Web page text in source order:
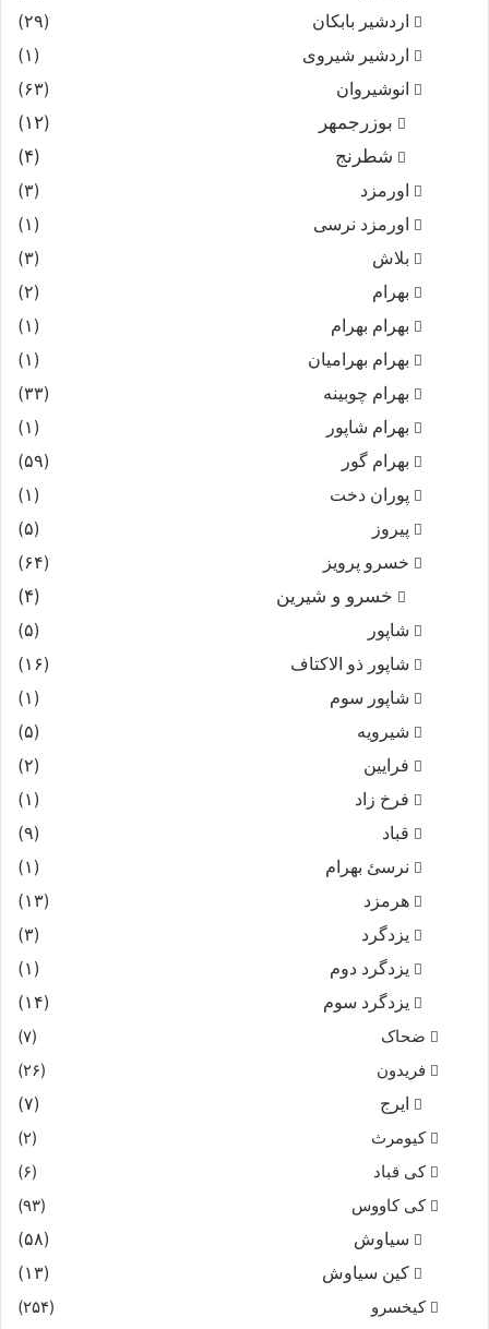
اردشیر بابکان
(۲۹)
اردشیر شیروی
(۱)
انوشیروان
(۶۳)
بوزرجمهر
(۱۲)
شطرنج
(۴)
اورمزد
(۳)
اورمزد نرسى‏
(۱)
بلاش
(۳)
بهرام
(۲)
بهرام بهرام
(۱)
بهرام بهرامیان‏
(۱)
بهرام چوبینه
(۳۳)
بهرام شاپور
(۱)
بهرام گور
(۵۹)
پوران دخت
(۱)
پیروز
(۵)
خسرو پرویز
(۶۴)
خسرو و شیرین (۴)
شاپور
(۵)
شاپور ذو الاکتاف
(۱۶)
شاپور سوم‏
(۱)
شیرویه
(۵)
فرایین
(۲)
فرخ زاد
(۱)
قباد
(۹)
نرسئ بهرام‏
(۱)
هرمزد
(۱۳)
یزدگرد
(۳)
یزدگرد دوم
(۱)
یزدگرد سوم
(۱۴)
ضحاک
(۷)
فریدون
(۲۶)
ایرج
(۷)
کیومرث
(۲)
کی قباد
(۶)
کی کاووس
(۹۳)
سیاوش
(۵۸)
کین سیاوش
(۱۳)
کیخسرو
(۲۵۴)